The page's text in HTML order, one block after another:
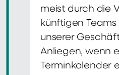
meist durch die
künftigen
unserer
Anliegen, wenn
Terminkalender